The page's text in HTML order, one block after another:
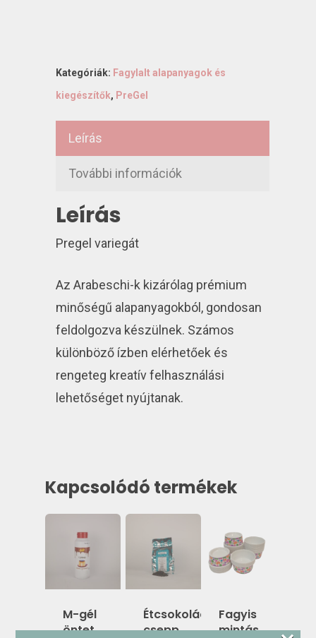
Kategóriák: Fagylalt alapanyagok és
kiegészítők, PreGel
Leírás
További információk
Leírás
Pregel variegát
Az Arabeschi-k kizárólag prémium
minőségű alapanyagokból, gondosan
feldolgozva készülnek. Számos
különböző ízben elérhetőek és
rengeteg kreatív felhasználási
lehetőséget nyújtanak.
Kapcsolódó termékek
M-gél
öntet
Étcsokoládé
csepp
Fagyis
mintás